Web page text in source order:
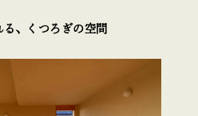
る、くつろぎの空間